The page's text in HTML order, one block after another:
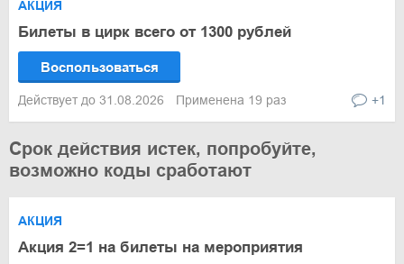
АКЦИЯ
Билеты в цирк всего от 1300 рублей
Воспользоваться
Действует до 31.08.2026 Применена 19 раз +1
Срок действия истек, попробуйте,
возможно коды сработают
АКЦИЯ
Акция 2=1 на билеты на мероприятия